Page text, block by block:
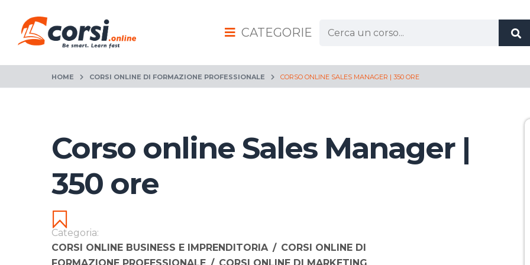
CATEGORIE
HOME CORSI ONLINE DI FORMAZIONE PROFESSIONALE CORSO ONLINE SALES MANAGER | 350 ORE
Corso online Sales Manager |
350 ore
Categoria:
CORSI ONLINE BUSINESS E IMPRENDITORIA / CORSI ONLINE DI